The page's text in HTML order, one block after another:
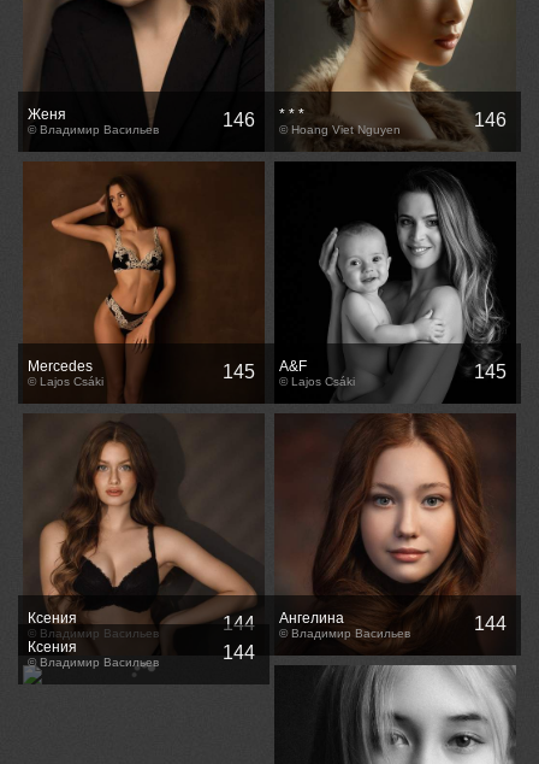
Женя
© Владимир Васильев 146 * * *
© Hoang Viet Nguyen 146
Mercedes
© Lajos Csáki 145 A&F
© Lajos Csáki 145
Ксения
© Владимир Васильев 144 Ангелина
© Владимир Васильев 144
Ксения
© Владимир Васильев 144